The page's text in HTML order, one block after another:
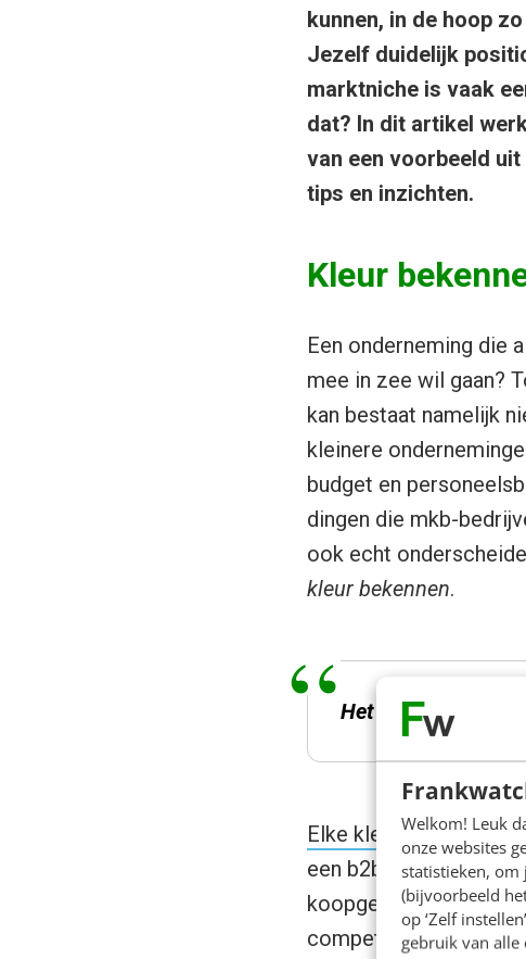
Welkom! Leuk
onze websites
statistieken,
(bijvoorbeeld
op ‘Zelf
gebruik van alle
kunnen, in de hoop
Jezelf duidelijk
marktniche is vaak
dat? In dit artikel
van een voorbeeld
tips en inzichten.
Kleur
Een onderneming die
mee in zee wil gaan?
kan bestaat namelijk
kleinere
budget en
dingen die mkb-
ook echt
kleur bekennen.
Het bedrijf dat alles
Elke kleur binnen het
een b2b- of b2c-klant
koopgedrag. De
competentie,